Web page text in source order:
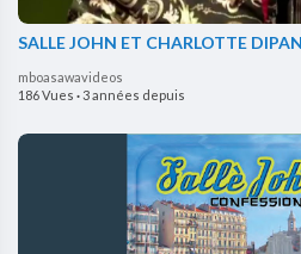
mboasawavideos
186 Vues ·3 années depuis